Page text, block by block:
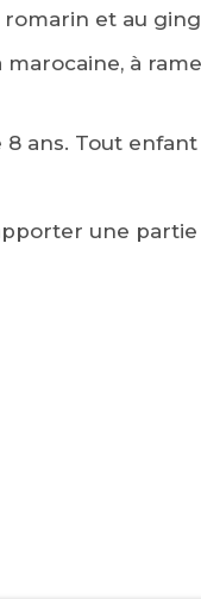
romarin et au
à
ans. Tout
une